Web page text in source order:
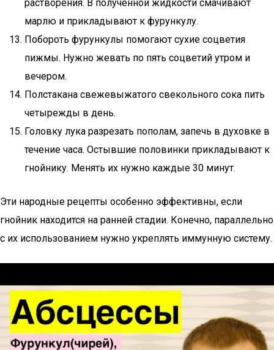
растворения. В полученной жидкости смачивают
марлю и прикладывают к фурункулу.
Побороть фурункулы помогают сухие соцветия
пижмы. Нужно жевать по пять соцветий утром и
вечером.
Полстакана свежевыжатого свекольного сока пить
четырежды в день.
Головку лука разрезать пополам, запечь в духовке в
течение часа. Остывшие половинки прикладывают к
гнойнику. Менять их нужно каждые 30 минут.
Эти народные рецепты особенно эффективны, если
гнойник находится на ранней стадии. Конечно, параллельно
с их использованием нужно укреплять иммунную систему.